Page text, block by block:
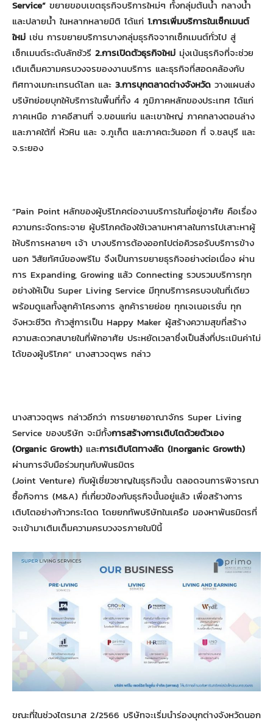
Service” ขยายขอบเขตธุรกิจบริการใหม่ๆ ทั้งกลุ่มต้นน้ำ กลางน้ำ
และปลายน้ำ ในหลากหลายมิติ ได้แก่ 1.การเพิ่มบริการในเซ็กเมนต์
ใหม่ เช่น การขยายบริการบางกลุ่มธุรกิจจากเซ็กเมนต์ทั่วไป สู่
เซ็กเมนต์ระดับลักชัวรี 2.การเปิดตัวธุรกิจใหม่ มุ่งเน้นธุรกิจที่จะช่วย
เติมเต็มความครบวงจรของงานบริการ และธุรกิจที่สอดคล้องกับ
ทิศทางเมกะเทรนด์โลก และ 3.การบุกตลาดต่างจังหวัด วางแผนส่ง
บริษัทย่อยบุกให้บริการในพื้นที่ทั้ง 4 ภูมิภาคหลักของประเทศ ได้แก่
ภาคเหนือ ภาคอีสานที่ จ.ขอนแก่น และเขาใหญ่ ภาคกลางตอนล่าง
และภาคใต้ที่ หัวหิน และ จ.ภูเก็ต และภาคตะวันออก ที่ จ.ชลบุรี และ
จ.ระยอง
“Pain Point หลักของผู้บริโภคต่องานบริการในที่อยู่อาศัย คือเรื่อง
ความกระจัดกระจาย ผู้บริโภคต้องใช้เวลามหาศาลในการไปเสาะหาผู้
ให้บริการหลายๆ เจ้า บางบริการต้องออกไปต่อคิวรอรับบริการข้าง
นอก วิสัยทัศน์ของพรีโม จึงเป็นการขยายธุรกิจอย่างต่อเนื่อง ผ่าน
การ Expanding, Growing แล้ว Connecting รวบรวมบริการทุก
อย่างให้เป็น Super Living Service มีทุกบริการครบจบในที่เดียว
พร้อมดูแลทั้งลูกค้าโครงการ ลูกค้ารายย่อย ทุกเจเนอเรชั่น ทุก
จังหวะชีวิต ก้าวสู่การเป็น Happy Maker ผู้สร้างความสุขที่สร้าง
ความสะดวกสบายในที่พักอาศัย ประหยัดเวลาซึ่งเป็นสิ่งที่ประเมินค่าไม่
ได้ของผู้บริโภค” นางสาวจตุพร กล่าว
นางสาวจตุพร กล่าวอีกว่า การขยายอาณาจักร Super Living
Service ของบริษัท จะมีทั้งการสร้างการเติบโตด้วยตัวเอง
(Organic Growth) และการเติบโตทางลัด (Inorganic Growth)
ผ่านการจับมือร่วมทุนกับพันธมิตร
(Joint Venture) กับผู้เชี่ยวชาญในธุรกิจนั้น ตลอดจนการพิจารณา
ซื้อกิจการ (M&A) ที่เกี่ยวข้องกับธุรกิจนั้นอยู่แล้ว เพื่อสร้างการ
เติบโตอย่างก้าวกระโดด โดยยกทัพบริษัทในเครือ มองหาพันธมิตรที่
จะเข้ามาเติมเต็มความครบวงจรภายในปีนี้
ขณะที่ในช่วงไตรมาส 2/2566 บริษัทจะเริ่มนำร่องบุกต่างจังหวัดนอก